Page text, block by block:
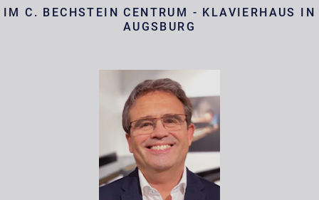
IM C. BECHSTEIN CENTRUM - KLAVIERHAUS IN
AUGSBURG